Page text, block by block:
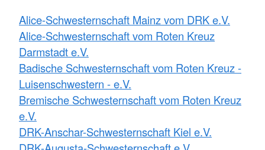
Alice-Schwesternschaft Mainz vom DRK e.V.
Alice-Schwesternschaft vom Roten Kreuz
Darmstadt e.V.
Badische Schwesternschaft vom Roten Kreuz -
Luisenschwestern - e.V.
Bremische Schwesternschaft vom Roten Kreuz
e.V.
DRK-Anschar-Schwesternschaft Kiel e.V.